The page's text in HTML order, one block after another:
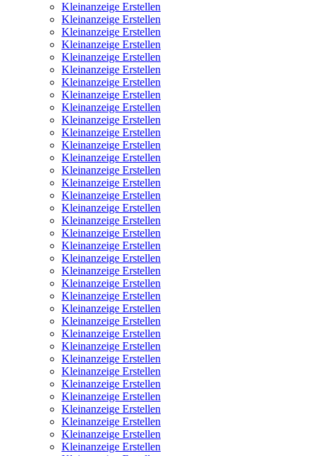
Kleinanzeige Erstellen
Kleinanzeige Erstellen
Kleinanzeige Erstellen
Kleinanzeige Erstellen
Kleinanzeige Erstellen
Kleinanzeige Erstellen
Kleinanzeige Erstellen
Kleinanzeige Erstellen
Kleinanzeige Erstellen
Kleinanzeige Erstellen
Kleinanzeige Erstellen
Kleinanzeige Erstellen
Kleinanzeige Erstellen
Kleinanzeige Erstellen
Kleinanzeige Erstellen
Kleinanzeige Erstellen
Kleinanzeige Erstellen
Kleinanzeige Erstellen
Kleinanzeige Erstellen
Kleinanzeige Erstellen
Kleinanzeige Erstellen
Kleinanzeige Erstellen
Kleinanzeige Erstellen
Kleinanzeige Erstellen
Kleinanzeige Erstellen
Kleinanzeige Erstellen
Kleinanzeige Erstellen
Kleinanzeige Erstellen
Kleinanzeige Erstellen
Kleinanzeige Erstellen
Kleinanzeige Erstellen
Kleinanzeige Erstellen
Kleinanzeige Erstellen
Kleinanzeige Erstellen
Kleinanzeige Erstellen
Kleinanzeige Erstellen